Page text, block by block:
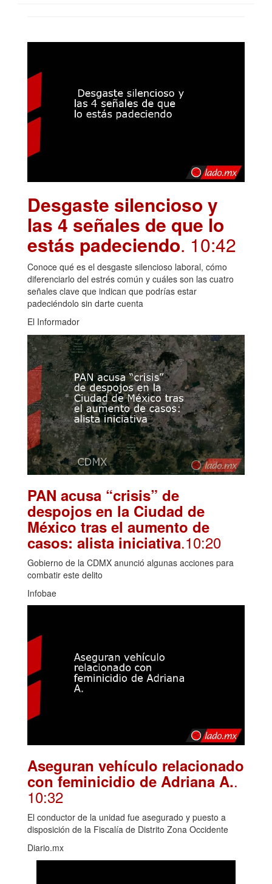
Desgaste silencioso y
las 4 señales de que lo
estás padeciendo. 10:42
Conoce qué es el desgaste silencioso laboral, cómo
diferenciarlo del estrés común y cuáles son las cuatro
señales clave que indican que podrías estar
padeciéndolo sin darte cuenta
El Informador
PAN acusa “crisis” de
despojos en la Ciudad de
México tras el aumento de
casos: alista iniciativa.10:20
Gobierno de la CDMX anunció algunas acciones para
combatir este delito
Infobae
Aseguran vehículo relacionado
con feminicidio de Adriana A..
10:32
El conductor de la unidad fue asegurado y puesto a
disposición de la Fiscalía de Distrito Zona Occidente
Diario.mx